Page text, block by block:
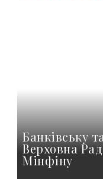
Банківську
Верховна
Мінфіну